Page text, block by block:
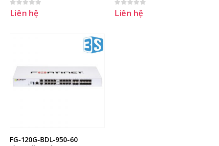
0 out of 5
Liên hệ 0 out of 5
Liên hệ
FG-120G-BDL-950-60